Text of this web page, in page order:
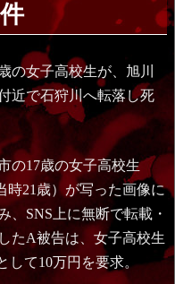
の女子高校生が、旭川
近で石狩川へ転落し死
の17歳の女子高校生
時21歳）が写った画像に
、SNS上に無断で転載・
たA被告は、女子高校生
して10万円を要求。